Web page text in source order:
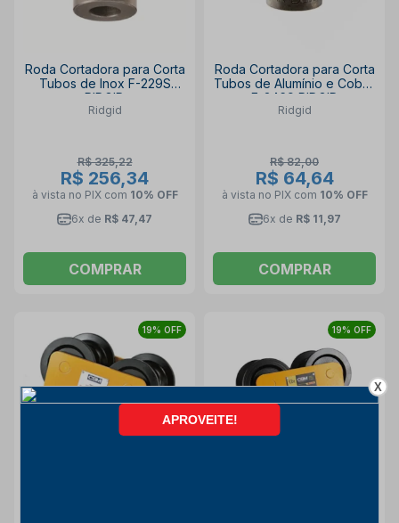
Roda Cortadora para Corta
Tubos de Inox F-229S
RIDGID
Ridgid
R$ 325,22
R$ 256,34
à vista no PIX com 10% OFF
6x de R$ 47,47
COMPRAR
Roda Cortadora para Corta
Tubos de Alumínio e Cobre
E-3469 RIDGID
Ridgid
R$ 82,00
R$ 64,64
à vista no PIX com 10% OFF
6x de R$ 11,97
COMPRAR
19% OFF 19% OFF
X